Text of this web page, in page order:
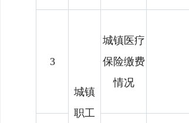
3
城镇
职工
城镇医疗
保险缴费
情况